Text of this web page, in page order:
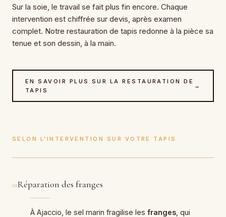
Sur la soie, le travail se fait plus fin encore. Chaque
intervention est chiffrée sur devis, après examen
complet. Notre restauration de tapis redonne à la pièce sa
tenue et son dessin, à la main.
EN SAVOIR PLUS SUR LA RESTAURATION DE
TAPIS
→
SELON L'INTERVENTION SUR VOTRE TAPIS
01Réparation des franges
À Ajaccio, le sel marin fragilise les franges , qui